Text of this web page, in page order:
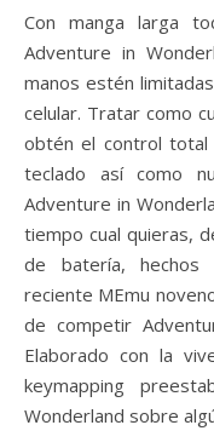
Con manga larga
Adventure in
manos estén
celular. Tratar como
obtén el control total
teclado así­ como
Adventure in
tiempo cual quieras,
de batería, hechos
reciente MEmu
de competir
Elaborado con la
keymapping
Wonderland sobre